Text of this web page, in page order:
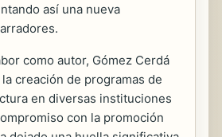
así una nueva
como autor, Gómez Cerdá
creación de programas de
en diversas instituciones
con la promoción